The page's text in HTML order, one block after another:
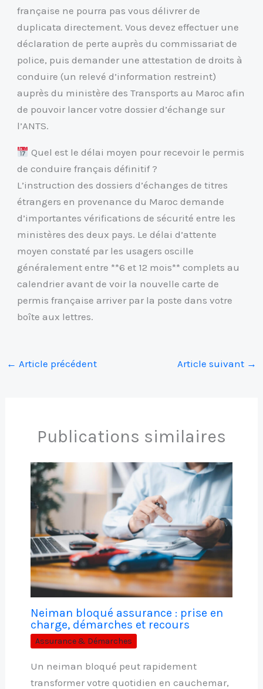
française ne pourra pas vous délivrer de
duplicata directement. Vous devez effectuer une
déclaration de perte auprès du commissariat de
police, puis demander une attestation de droits à
conduire (un relevé d’information restreint)
auprès du ministère des Transports au Maroc afin
de pouvoir lancer votre dossier d’échange sur
l’ANTS.
Quel est le délai moyen pour recevoir le permis
de conduire français définitif ?
L’instruction des dossiers d’échanges de titres
étrangers en provenance du Maroc demande
d’importantes vérifications de sécurité entre les
ministères des deux pays. Le délai d’attente
moyen constaté par les usagers oscille
généralement entre **6 et 12 mois** complets au
calendrier avant de voir la nouvelle carte de
permis française arriver par la poste dans votre
boîte aux lettres.
← Article précédent Article suivant →
Publications similaires
Neiman bloqué assurance : prise en
charge, démarches et recours
Assurance & Démarches
Un neiman bloqué peut rapidement
transformer votre quotidien en cauchemar,